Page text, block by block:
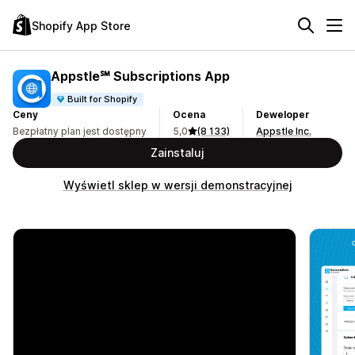
Shopify App Store
Appstle℠ Subscriptions App
Built for Shopify
Ceny
Bezpłatny plan jest dostępny
Ocena
5,0
(8 133)
Deweloper
Appstle Inc.
Zainstaluj
Wyświetl sklep w wersji demonstracyjnej